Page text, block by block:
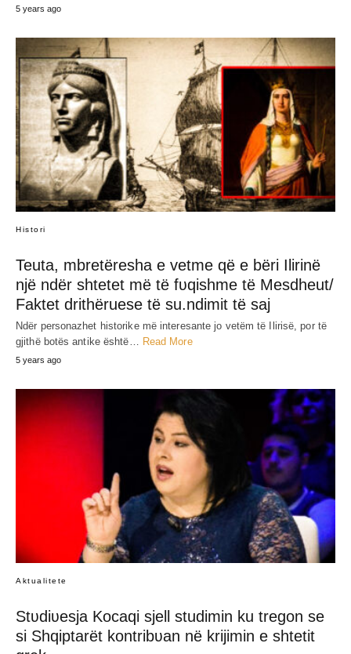
5 years ago
Histori
Teuta, mbretëresha e vetme që e bëri Ilirinë
një ndër shtetet më të fʋqishme të Mesdheut/
Faktet drithëruese të su.ndimit të saj
Ndër personazhet historike më interesante jo vetëm të Ilirisë, por të
gjithë botës antike është… Read More
5 years ago
Aktualitete
Stʋdiʋesja Kocaqi sjell studimin ku tregon se
si Shqiptarët kontribʋan në krijimin e shtetit